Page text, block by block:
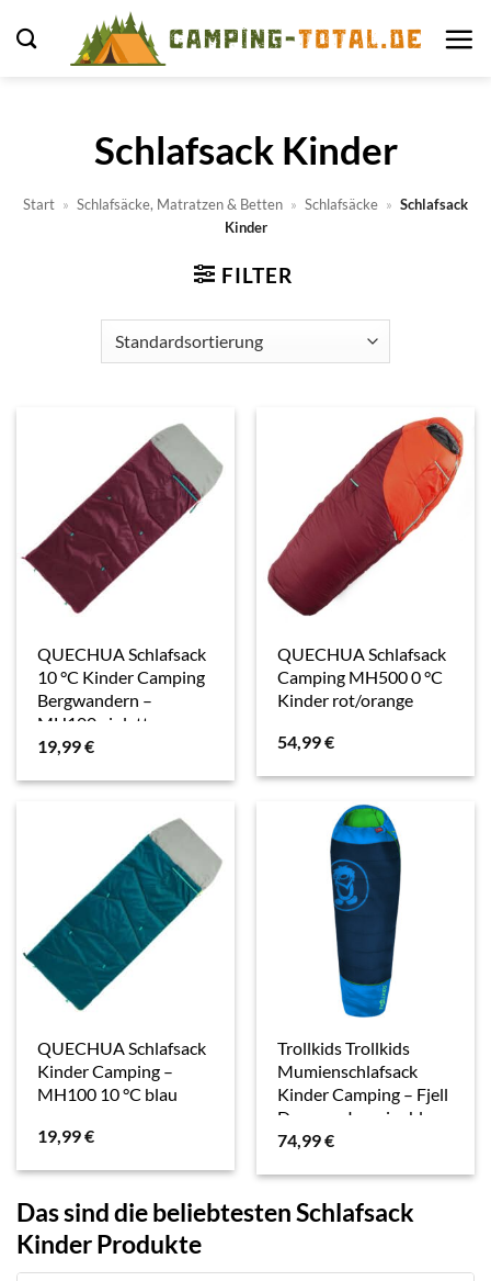
Inhalt
Schlafsack Kinder
Start » Schlafsäcke, Matratzen & Betten » Schlafsäcke » Schlafsack
Kinder
FILTER
QUECHUA Schlafsack
10 °C Kinder Camping
Bergwandern –
MH100 violett
19,99€
QUECHUA Schlafsack
Camping MH500 0 °C
Kinder rot/orange
54,99€
QUECHUA Schlafsack
Kinder Camping –
MH100 10 °C blau
19,99€
Trollkids Trollkids
Mumienschlafsack
Kinder Camping – Fjell
Dreamer I marineblau
74,99€
Das sind die beliebtesten Schlafsack
Kinder Produkte